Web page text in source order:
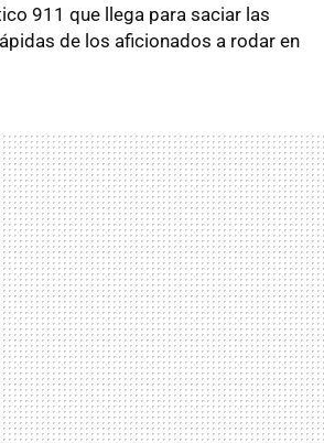
911 que llega para saciar las
de los aficionados a rodar en